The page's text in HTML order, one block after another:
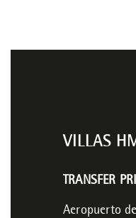
VILLAS
TRANSFER
Aeropuerto